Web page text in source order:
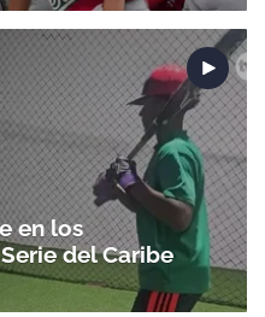
en los
del Caribe